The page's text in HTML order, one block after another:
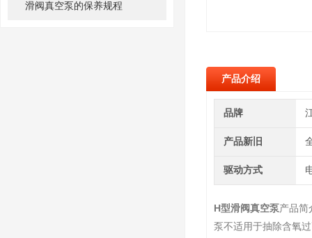
滑阀真空泵的保养规程
产品介绍
品牌
产品新旧
驱动方式
H型滑阀真空泵产品简
泵不适用于抽除含氧